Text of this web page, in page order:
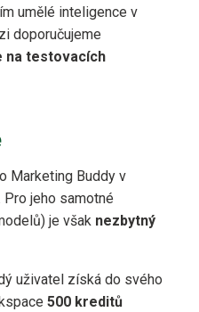
umělé inteligence v
doporučujeme
na testovacích
Marketing Buddy v
Pro jeho samotné
je však nezbytný
uživatel získá do svého
500 kreditů